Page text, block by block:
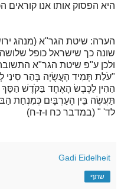
היא הפסוק אותו אנו קוראים
הערה: שיטת הגר"א (מנהג
שונה כך שישראל כופל
ולכן ע"פ שיטת הגר"א
"עֹלַת תָּמִיד הָעֲשֻׂיָה בְּהַר סִינַי
הַהִין לַכֶּבֶשׂ הָאֶחָד בַּקֹּדֶשׁ הַסֵּךְ
תַּעֲשֶׂה בֵּין הָעַרְבָּיִם כְּמִנְחַת
לד' " (במדבר כח ו-ז-ח)
Gadi Eidelheit
שתף